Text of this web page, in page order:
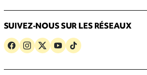
SUIVEZ-NOUS SUR LES RÉSEAUX